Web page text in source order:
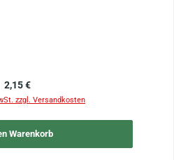
Regulärer Preis:
2,15 €
zzgl. Versandkosten
Warenkorb